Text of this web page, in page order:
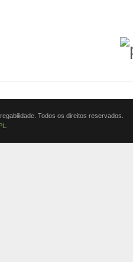
Todos os direitos reservados.